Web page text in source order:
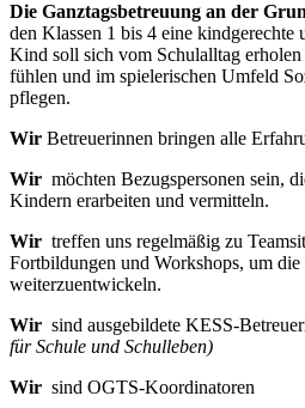
Die Ganztagsbetreuung an der
den Klassen 1 bis 4 eine
Kind soll sich vom Schulalltag erholen
fühlen und im spielerischen Umfeld
pflegen.
Wir Betreuerinnen bringen alle
Wir möchten Bezugspersonen sein,
Kindern erarbeiten und vermitteln.
Wir treffen uns regelmäßig zu
Fortbildungen und Workshops, um
weiterzuentwickeln.
Wir sind ausgebildete KESS-
fürSchule und Schulleben)
Wir sind OGTS-Koordinatoren